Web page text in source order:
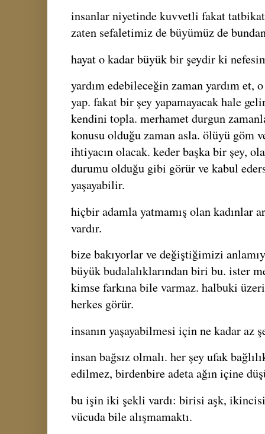
insanlar niyetinde kuvvetli fakat
zaten sefaletimiz de büyümüz de
hayat o kadar büyük bir şeydir ki
yardım edebileceğin zaman yardım et,
yap. fakat bir şey yapamayacak hale
kendini topla. merhamet durgun
konusu olduğu zaman asla. ölüyü göm
ihtiyacın olacak. keder başka bir şey,
durumu olduğu gibi görür ve kabul
yaşayabilir.
hiçbir adamla yatmamış olan kadınlar
vardır.
bize bakıyorlar ve değiştiğimizi
büyük budalalıklarından biri bu. ister
kimse farkına bile varmaz. halbuki
herkes görür.
insanın yaşayabilmesi için ne kadar az
insan bağsız olmalı. her şey ufak
edilmez, birdenbire adeta ağın içine
bu işin iki şekli vardı: birisi aşk,
vücuda bile alışmamaktı.